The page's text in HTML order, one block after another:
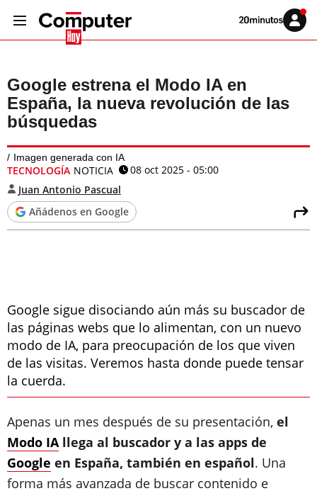
Volver
Iniciar
sesión
Google estrena el Modo IA en
España, la nueva revolución de las
búsquedas
Imagen generada con IA
TECNOLOGÍA NOTICIA
08 oct 2025 - 05:00
Juan Antonio Pascual
Añádenos en Google
Google sigue disociando aún más su buscador de
las páginas webs que lo alimentan, con un nuevo
modo de IA, para preocupación de los que viven
de las visitas. Veremos hasta donde puede tensar
la cuerda.
Apenas un mes después de su presentación, el
Modo IAllega al buscador y a las apps de
Google en España, también en español. Una
forma más avanzada de buscar contenido e